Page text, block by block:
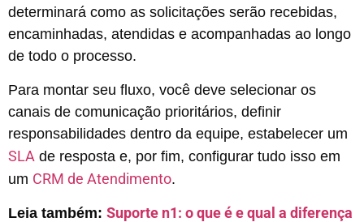
determinará como as solicitações serão recebidas,
encaminhadas, atendidas e acompanhadas ao longo
de todo o processo.
Para montar seu fluxo, você deve selecionar os
canais de comunicação prioritários, definir
responsabilidades dentro da equipe, estabelecer um
SLA de resposta e, por fim, configurar tudo isso em
um CRM de Atendimento.
Leia também: Suporte n1: o que é e qual a diferença